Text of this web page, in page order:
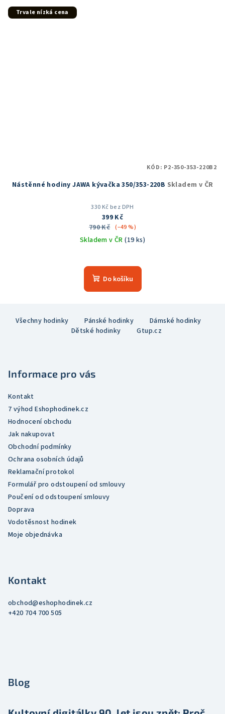
Trvale nízká cena
Nástěnné hodiny JAWA kývačka 350/353-220B Skladem v ČR
330 Kč bez DPH
399 Kč
790 Kč (–49 %)
Skladem v ČR(19 ks)
hodnocení
produktu
hvězdiček.
Do košíku
KÓD: P2-350-353-220B2
Všechny hodinky Pánské hodinky
Dámské hodinky
Dětské hodinky
Gtup.cz
Informace pro vás
Kontakt
7 výhod Eshophodinek.cz
Hodnocení obchodu
Jak nakupovat
Obchodní podmínky
Ochrana osobních údajů
Reklamační protokol
Formulář pro odstoupení od smlouvy
Poučení od odstoupení smlouvy
Doprava
Vodotěsnost hodinek
Moje objednávka
Kontakt
obchod@eshophodinek.cz
+420 704 700 505
Blog